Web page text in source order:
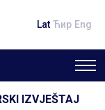
Lat Ћир Eng
IZVJEŠTAJ